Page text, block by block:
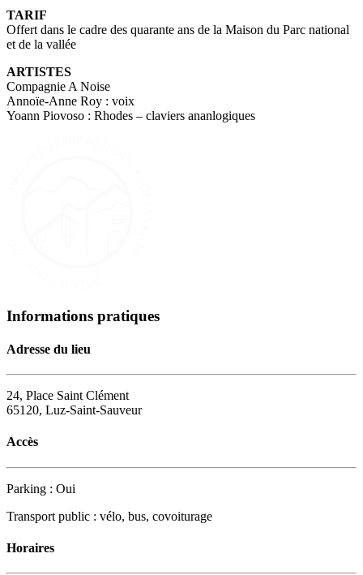
TARIF
Offert dans le cadre des quarante ans de la Maison du Parc national
et de la vallée
ARTISTES
Compagnie A Noise
Annoïe-Anne Roy : voix
Yoann Piovoso : Rhodes – claviers ananlogiques
Informations pratiques
Adresse du lieu
24, Place Saint Clément
65120, Luz-Saint-Sauveur
Accès
Parking : Oui
Transport public : vélo, bus, covoiturage
Horaires